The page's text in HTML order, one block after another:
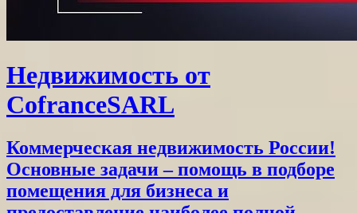
Недвижимость от
CofranceSARL
Коммерческая недвижимость России!
Основные задачи – помощь в подборе
помещения для бизнеса и